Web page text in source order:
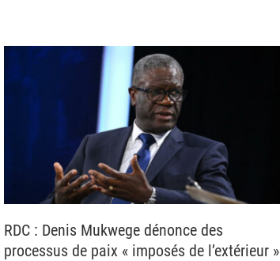
RDC : Denis Mukwege dénonce des
processus de paix « imposés de l’extérieur »